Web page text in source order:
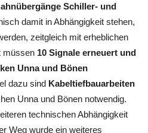
Schiller- und
damit in Abhängigkeit stehen,
zeitgleich mit erheblichen
müssen 10 Signale erneuert und
Unna und Bönen
dazu sind Kabeltiefbauarbeiten
Unna und Bönen notwendig.
technischen Abhängigkeit
Weg wurde ein weiteres